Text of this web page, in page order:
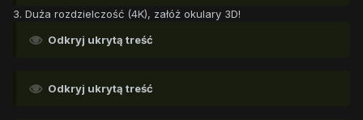
3. Duża rozdzielczość (4K), załóż okulary 3D!
Odkryj ukrytą treść
Odkryj ukrytą treść